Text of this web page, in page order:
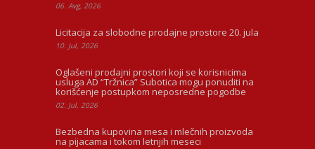
06. Avg, 2026
Licitacija za slobodne prodajne prostore 20. jula
10. Jul, 2026
Oglašeni prodajni prostori koji se korisnicima
usluga AD “Tržnica” Subotica mogu ponuditi na
korišćenje postupkom neposredne pogodbe
02. Jul, 2026
Bezbedna kupovina mesa i mlečnih proizvoda
na pijacama i tokom letnjih meseci